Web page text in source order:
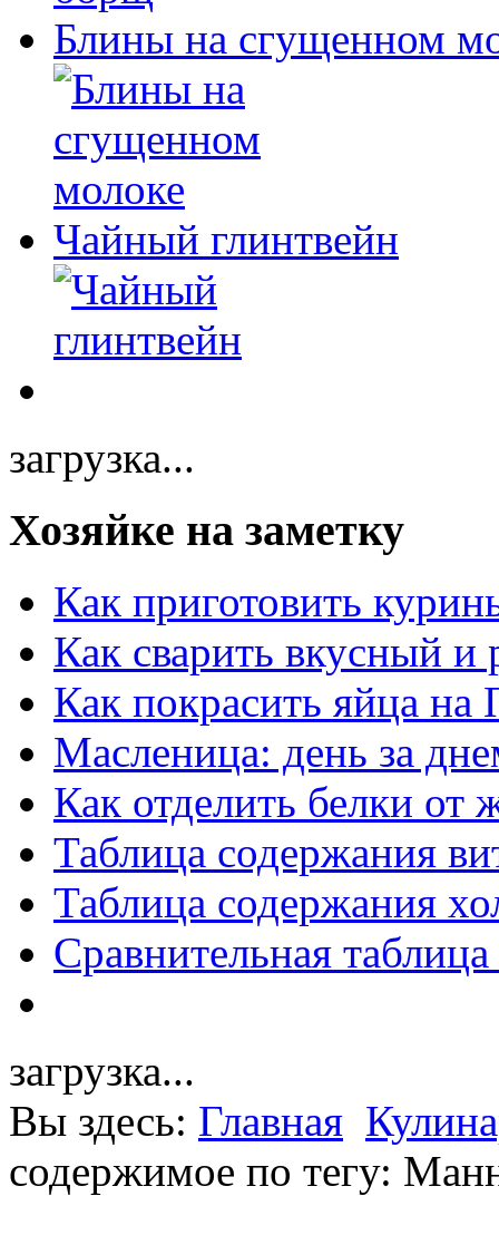
Блины на сгущенном
Чайный глинтвейн
загрузка...
Хозяйке на заметку
Как приготовить
Как сварить вкусный и
Как покрасить яйца на
Масленица: день за
Как отделить белки от
Таблица содержания
Таблица содержания
Сравнительная
загрузка...
Вы здесь: Главная
содержимое по тегу: